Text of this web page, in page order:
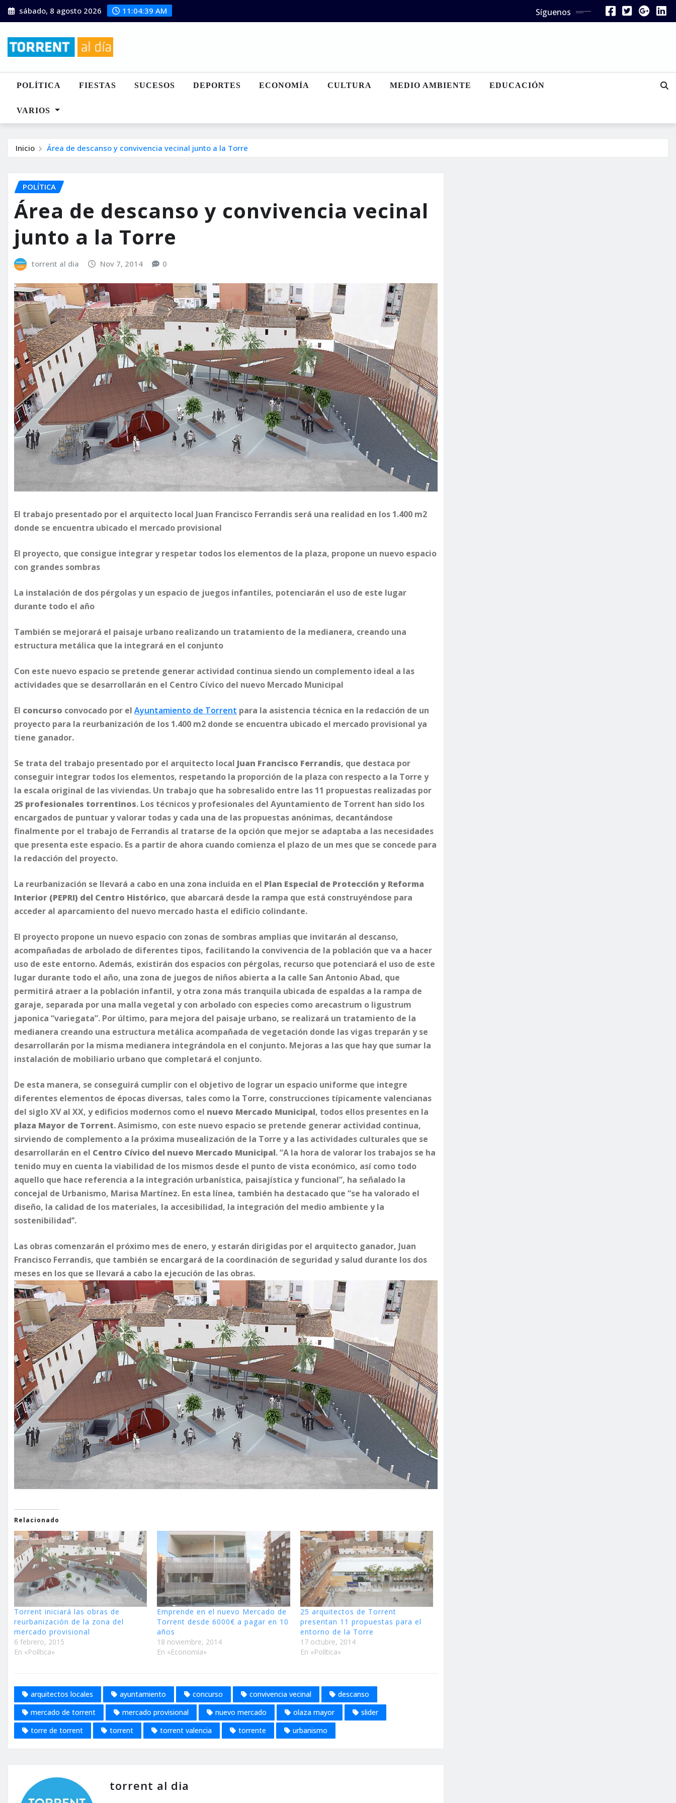
Saltar
al
sábado, 8 agosto 2026 11:04:40 AM Síguenos
POLÍTICA FIESTAS SUCESOS DEPORTES ECONOMÍA CULTURA MEDIO AMBIENTE EDUCACIÓN
VARIOS
Inicio Área de descanso y convivencia vecinal junto a la Torre
POLÍTICA
Área de descanso y convivencia vecinal
junto a la Torre
torrent al dia Nov 7, 2014 0
El trabajo presentado por el arquitecto local Juan Francisco Ferrandis será una realidad en los 1.400 m2
donde se encuentra ubicado el mercado provisional
El proyecto, que consigue integrar y respetar todos los elementos de la plaza, propone un nuevo espacio
con grandes sombras
La instalación de dos pérgolas y un espacio de juegos infantiles, potenciarán el uso de este lugar
durante todo el año
También se mejorará el paisaje urbano realizando un tratamiento de la medianera, creando una
estructura metálica que la integrará en el conjunto
Con este nuevo espacio se pretende generar actividad continua siendo un complemento ideal a las
actividades que se desarrollarán en el Centro Cívico del nuevo Mercado Municipal
El concurso convocado por el Ayuntamiento de Torrent para la asistencia técnica en la redacción de un
proyecto para la reurbanización de los 1.400 m2 donde se encuentra ubicado el mercado provisional ya
tiene ganador.
Se trata del trabajo presentado por el arquitecto local Juan Francisco Ferrandis, que destaca por
conseguir integrar todos los elementos, respetando la proporción de la plaza con respecto a la Torre y
la escala original de las viviendas. Un trabajo que ha sobresalido entre las 11 propuestas realizadas por
25 profesionales torrentinos. Los técnicos y profesionales del Ayuntamiento de Torrent han sido los
encargados de puntuar y valorar todas y cada una de las propuestas anónimas, decantándose
finalmente por el trabajo de Ferrandis al tratarse de la opción que mejor se adaptaba a las necesidades
que presenta este espacio. Es a partir de ahora cuando comienza el plazo de un mes que se concede para
la redacción del proyecto.
La reurbanización se llevará a cabo en una zona incluida en el Plan Especial de Protección y Reforma
Interior (PEPRI) del Centro Histórico, que abarcará desde la rampa que está construyéndose para
acceder al aparcamiento del nuevo mercado hasta el edificio colindante.
El proyecto propone un nuevo espacio con zonas de sombras amplias que invitarán al descanso,
acompañadas de arbolado de diferentes tipos, facilitando la convivencia de la población que va a hacer
uso de este entorno. Además, existirán dos espacios con pérgolas, recurso que potenciará el uso de este
lugar durante todo el año, una zona de juegos de niños abierta a la calle San Antonio Abad, que
permitirá atraer a la población infantil, y otra zona más tranquila ubicada de espaldas a la rampa de
garaje, separada por una malla vegetal y con arbolado con especies como arecastrum o ligustrum
japonica “variegata”. Por último, para mejora del paisaje urbano, se realizará un tratamiento de la
medianera creando una estructura metálica acompañada de vegetación donde las vigas treparán y se
desarrollarán por la misma medianera integrándola en el conjunto. Mejoras a las que hay que sumar la
instalación de mobiliario urbano que completará el conjunto.
De esta manera, se conseguirá cumplir con el objetivo de lograr un espacio uniforme que integre
diferentes elementos de épocas diversas, tales como la Torre, construcciones típicamente valencianas
del siglo XV al XX, y edificios modernos como el nuevo Mercado Municipal, todos ellos presentes en la
plaza Mayor de Torrent. Asimismo, con este nuevo espacio se pretende generar actividad continua,
sirviendo de complemento a la próxima musealización de la Torre y a las actividades culturales que se
desarrollarán en el Centro Cívico del nuevo Mercado Municipal. “A la hora de valorar los trabajos se ha
tenido muy en cuenta la viabilidad de los mismos desde el punto de vista económico, así como todo
aquello que hace referencia a la integración urbanística, paisajística y funcional”, ha señalado la
concejal de Urbanismo, Marisa Martínez. En esta línea, también ha destacado que “se ha valorado el
diseño, la calidad de los materiales, la accesibilidad, la integración del medio ambiente y la
sostenibilidad’’.
Las obras comenzarán el próximo mes de enero, y estarán dirigidas por el arquitecto ganador, Juan
Francisco Ferrandis, que también se encargará de la coordinación de seguridad y salud durante los dos
meses en los que se llevará a cabo la ejecución de las obras.
Relacionado
Torrent iniciará las obras de
reurbanización de la zona del
mercado provisional
6 febrero, 2015
En «Política»
Emprende en el nuevo Mercado de
Torrent desde 6000€ a pagar en 10
años
18 noviembre, 2014
En «Economía»
25 arquitectos de Torrent
presentan 11 propuestas para el
entorno de la Torre
17 octubre, 2014
En «Política»
arquitectos locales ayuntamiento concurso convivencia vecinal
descanso
mercado de torrent
mercado provisional nuevo mercado olaza mayor
slider
torre de torrent
torrent torrent valencia torrente urbanismo
torrent al dia